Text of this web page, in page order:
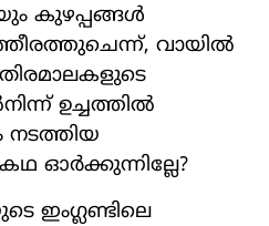
കുഴപ്പങ്ങള്‍
വായില്‍
ഉച്ചത്തില്‍
നടത്തിയ
ഓര്‍ക്കുന്നില്ലേ?
ഇംഗ്ലണ്ടിലെ